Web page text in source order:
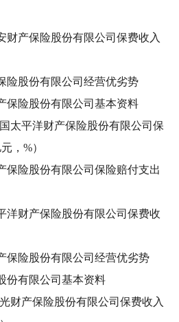
财产保险股份有限公司保费收入
险股份有限公司经营优劣势
保险股份有限公司基本资料
太平洋财产保险股份有限公司保
，%）
保险股份有限公司保险赔付支出
洋财产保险股份有限公司保费收
保险股份有限公司经营优劣势
份有限公司基本资料
财产保险股份有限公司保费收入